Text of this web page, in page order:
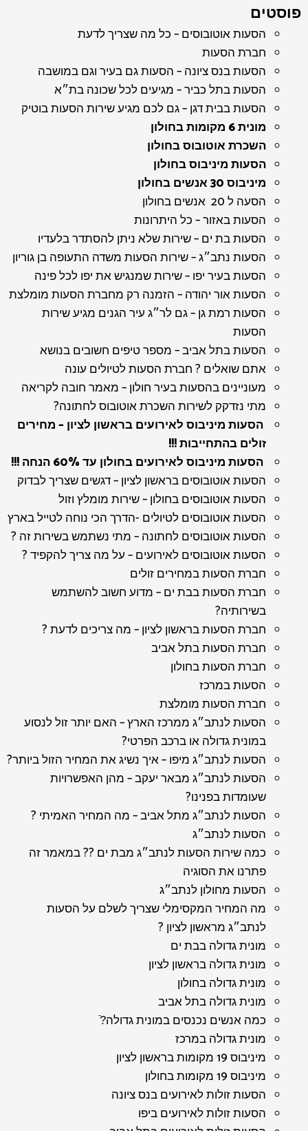
פוסטים
הסעות אוטובוסים – כל מה שצריך לדעת
חברת הסעות
הסעות בנס ציונה – הסעות גם בעיר וגם במושבה
הסעות בתל כביר – מגיעים לכל שכונה בת״א
הסעות בבית דגן – גם לכם מגיע שירות הסעות בוטיק
מונית 6 מקומות בחולון
השכרת אוטובוס בחולון
הסעות מיניבוס בחולון
מיניבוס 30 אנשים בחולון
הסעה ל 20 אנשים בחולון
הסעות באזור – כל היתרונות
הסעות בת ים – שירות שלא ניתן להסתדר בלעדיו
הסעות נתב״ג – שירות הסעות משדה התעופה בן גוריון
הסעות בעיר יפו – שירות שמנגיש את יפו לכל פינה
הסעות אור יהודה – הזמנה רק מחברת הסעות מומלצת
הסעות רמת גן – גם לר״ג עיר הגנים מגיע שירות
הסעות
הסעות בתל אביב – מספר טיפים חשובים בנושא
אתם שואלים ? חברת הסעות לטיולים עונה
מעוניינים בהסעות בעיר חולון – מאמר חובה לקריאה
מתי נזדקק לשירות השכרת אוטובוס לחתונה?
הסעות מיניבוס לאירועים בראשון לציון – מחירים
זולים בהתחייבות !!!
הסעות מיניבוס לאירועים בחולון עד 60% הנחה !!!
הסעות אוטובוסים בראשון לציון – דגשים שצריך לבדוק
הסעות אוטובוסים בחולון – שירות מומלץ וזול
הסעות אוטובוסים לטיולים -הדרך הכי נוחה לטייל בארץ
הסעות אוטובוסים לחתונה – מתי נשתמש בשירות זה ?
הסעות אוטובוסים לאירועים – על מה צריך להקפיד ?
חברת הסעות במחירים זולים
חברת הסעות בבת ים – מדוע חשוב להשתמש
בשירותיה?
חברת הסעות בראשון לציון – מה צריכים לדעת ?
חברת הסעות בתל אביב
חברת הסעות בחולון
הסעות במרכז
חברת הסעות מומלצת
הסעות לנתב״ג ממרכז הארץ – האם יותר זול לנסוע
במונית גדולה או ברכב הפרטי?
הסעות לנתב״ג מיפו – איך נשיג את המחיר הזול ביותר?
הסעות לנתב״ג מבאר יעקב – מהן האפשרויות
שעומדות בפנינו?
הסעות לנתב״ג מתל אביב – מה המחיר האמיתי ?
הסעות לנתב״ג
כמה שירות הסעות לנתב״ג מבת ים ?? במאמר זה
פתרנו את הסוגיה
הסעות מחולון לנתב״ג
מה המחיר המקסימלי שצריך לשלם על הסעות
לנתב״ג מראשון לציון ?
מונית גדולה בבת ים
מונית גדולה בראשון לציון
מונית גדולה בחולון
מונית גדולה בתל אביב
כמה אנשים נכנסים במונית גדולה?ֿ
מונית גדולה במרכז
מיניבוס 19 מקומות בראשון לציון
מיניבוס 19 מקומות בחולון
הסעות זולות לאירועים בנס ציונה
הסעות זולות לאירועים ביפו